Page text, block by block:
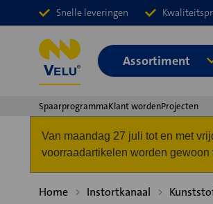
Snelle leveringen
Assortiment
SpaarprogrammaKlant wordenProjecten
Van maandag 27 juli tot en met
voorraadartikelen worden
Home Instortkanaal